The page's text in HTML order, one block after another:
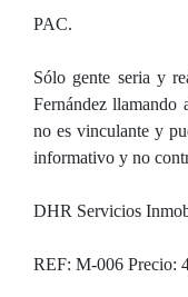
PAC.
Sólo gente seria y
Fernández
no es vinculante y
informativo y no
DHR Servicios
REF: M-006 Precio: